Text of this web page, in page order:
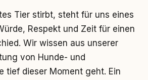
Tier stirbt, steht für uns eines
Respekt und Zeit für einen
Wir wissen aus unserer
von Hunde- und
tief dieser Moment geht. Ein